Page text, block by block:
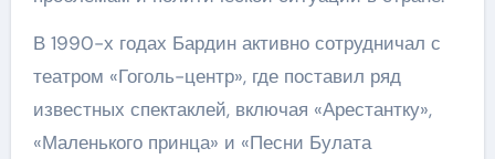
В 1990-х годах Бардин активно сотрудничал с
театром «Гоголь-центр», где поставил ряд
известных спектаклей, включая «Арестантку»,
«Маленького принца» и «Песни Булата